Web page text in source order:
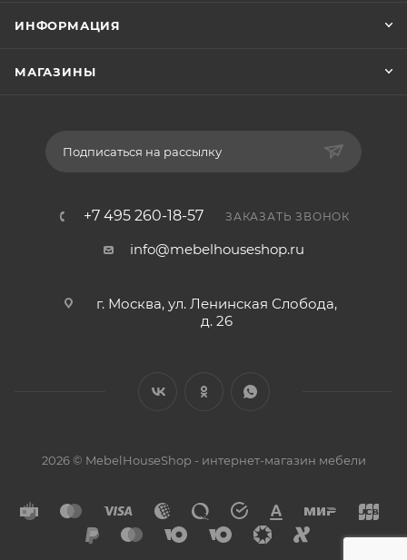
ИНФОРМАЦИЯ
МАГАЗИНЫ
Подписаться на рассылку
+7 495 260-18-57 ЗАКАЗАТЬ ЗВОНОК
info@mebelhouseshop.ru
г. Москва, ул. Ленинская Слобода,
д. 26
2026 © MebelHouseShop - интернет-магазин мебели